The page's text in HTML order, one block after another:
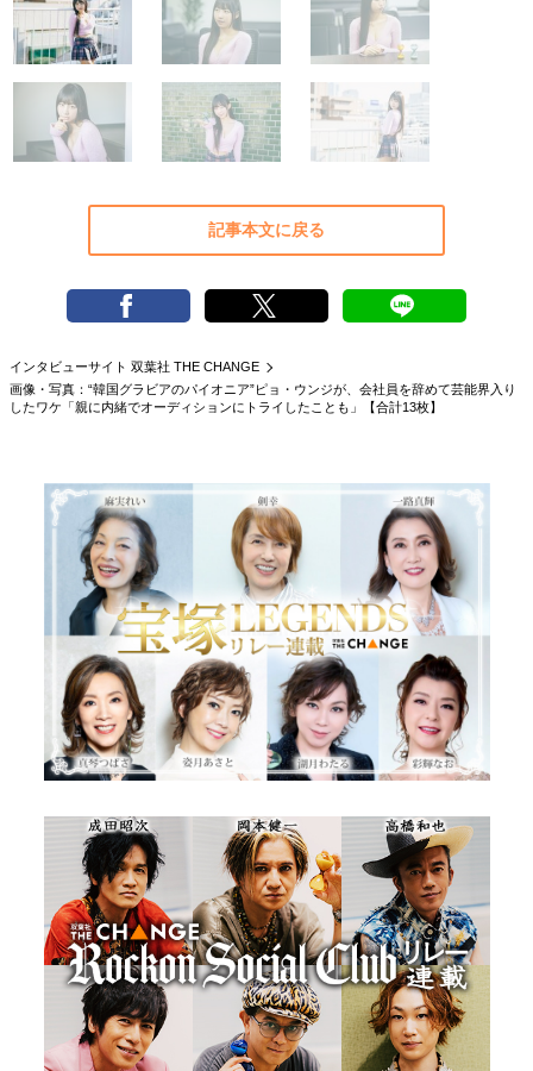
40代からの景色 美しさの哲学
パートナーとの歩み方
親になるということ
病が教えてくれたこと
移住という選択
熱狂できるもの
一生モノの愛用品
私を彩るエッセンス
60代のネクストステージ
70代のグランドデザイン
記事本文に戻る
インタビューサイト 双葉社 THE CHANGE
画像・写真：“韓国グラビアのパイオニア”ピョ・ウンジが、会社員を辞めて芸能界入り
したワケ「親に内緒でオーディションにトライしたことも」【合計13枚】